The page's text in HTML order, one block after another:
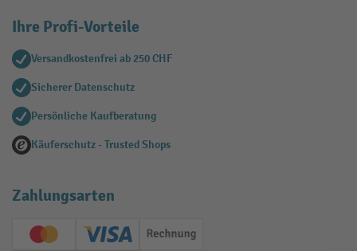
Ihre Profi-Vorteile
Versandkostenfrei ab 250 CHF
Sicherer Datenschutz
Persönliche Kaufberatung
Käuferschutz - Trusted Shops
Zahlungsarten
Creditcard (Master)Creditcard (Visa)
Rechnung